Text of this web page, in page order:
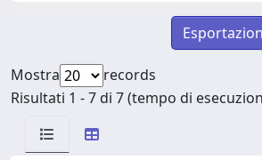
Mostra
records
Risultati 1 - 7 di 7 (tempo di